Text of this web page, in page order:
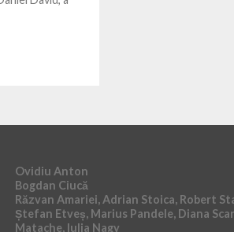
Ovidiu Anton
Bogdan Ciucă
Răzvan Amariei, Adrian Stoica, Robert
Ștefan Etveș, Marius Pandele, Diana
Matache, Iulia Nagy